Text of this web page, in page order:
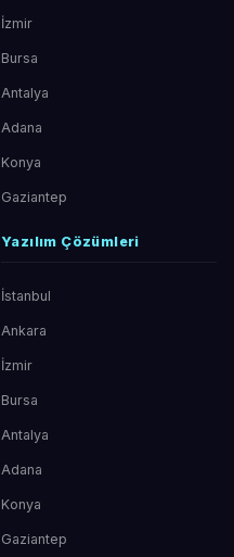
İzmir
Bursa
Antalya
Adana
Konya
Gaziantep
Yazılım Çözümleri
İstanbul
Ankara
İzmir
Bursa
Antalya
Adana
Konya
Gaziantep